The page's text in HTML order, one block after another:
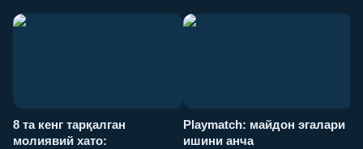
8 та кенг тарқалган
молиявий хато:
Playmatch: майдон эгалари
ишини анча